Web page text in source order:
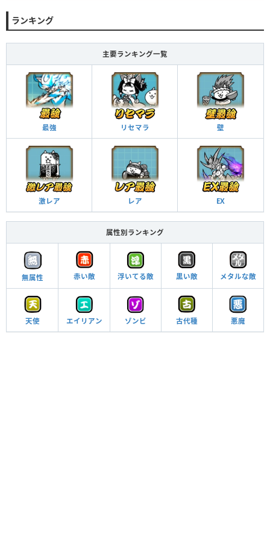
ランキング
主要ランキング一覧
最強 リセマラ 壁
激レア レア EX
属性別ランキング
無属性 赤い敵 浮いてる敵 黒い敵 メタルな敵
天使 エイリアン ゾンビ 古代種 悪魔